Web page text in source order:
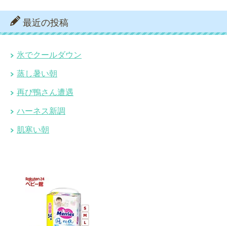
最近の投稿
氷でクールダウン
蒸し暑い朝
再び鴨さん遭遇
ハーネス新調
肌寒い朝